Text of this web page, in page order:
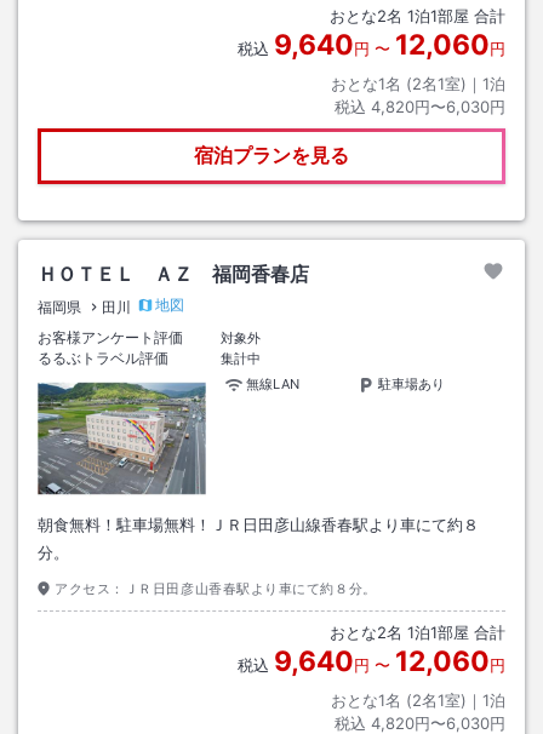
おとな2名 1泊1部屋 合計
税込 9,640円 〜 12,060円
おとな1名 (2名1室)｜ 1泊
税込 4,820円〜6,030円
宿泊プランを見る
ＨＯＴＥＬ ＡＺ 福岡香春店
福岡県 田川
地図
お客様アンケート評価
対象外
るるぶトラベル評価
集計中
無線LAN
駐車場あり
朝食無料！駐車場無料！ＪＲ日田彦山線香春駅より車にて約８
分。
アクセス： ＪＲ日田彦山香春駅より車にて約８分。
おとな2名 1泊1部屋 合計
税込 9,640円 〜 12,060円
おとな1名 (2名1室)｜ 1泊
税込 4,820円〜6,030円